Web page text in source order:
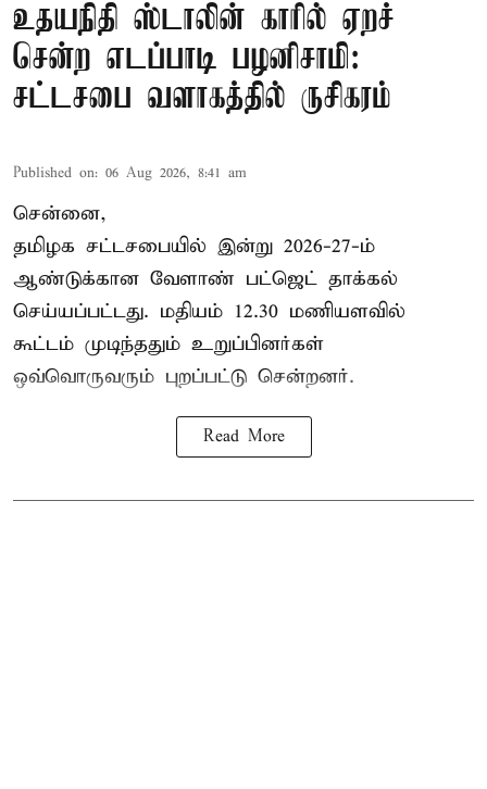
உதயநிதி ஸ்டாலின் காரில் ஏறச்
சென்ற எடப்பாடி பழனிசாமி:
சட்டசபை வளாகத்தில் ருசிகரம்
Published on: 06 Aug 2026, 8:41 am
சென்னை,
தமிழக சட்டசபையில் இன்று 2026-27-ம்
ஆண்டுக்கான வேளாண் பட்ஜெட் தாக்கல்
செய்யப்பட்டது. மதியம் 12.30 மணியளவில்
கூட்டம் முடிந்ததும் உறுப்பினர்கள்
ஒவ்வொருவரும் புறப்பட்டு சென்றனர்.
Read More